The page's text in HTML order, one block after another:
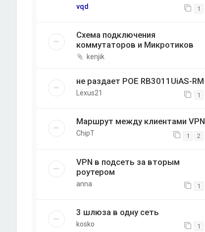
vqd 1
Схема подключения
коммутаторов и Микротиков
kenjik
не раздает POE RB3011UiAS-RM
Lexus21 1
Маршрут между клиентами VPN
ChipT 1 2
VPN в подсеть за вторым
роутером
anna 1
3 шлюза в одну сеть
kosko 1